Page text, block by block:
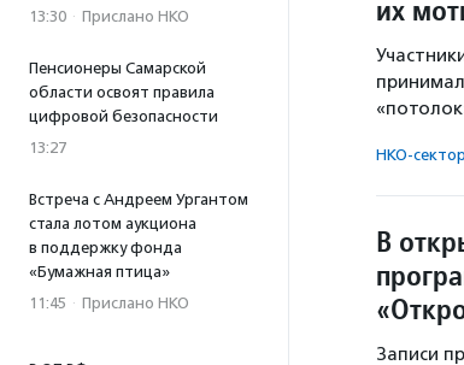
13:30 · Прислано НКО
Пенсионеры Самарской
области освоят правила
цифровой безопасности
13:27
Встреча с Андреем Ургантом
стала лотом аукциона
в поддержку фонда
«Бумажная птица»
11:45 · Прислано НКО
их
НКО-сектор
В
Записи